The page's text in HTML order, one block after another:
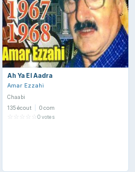
Ah Ya El Aadra
Amar Ezzahi
Chaabi
135 écout
0 com
0 votes